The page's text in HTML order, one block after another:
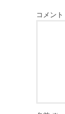
コメント